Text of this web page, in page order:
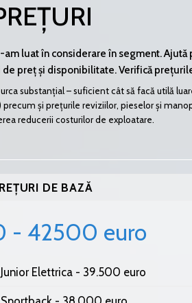
luat în considerare în segment.
preț și disponibilitate. Verifică
substanțial – suficient cât să facă utilă
și prețurile reviziilor, pieselor și
reducerii costurilor de exploatare.
DE BAZĂ
- 42500 euro
Elettrica - 39.500 euro